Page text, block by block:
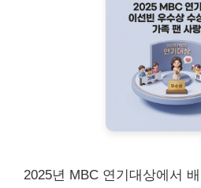
2025년 MBC 연기대상에서